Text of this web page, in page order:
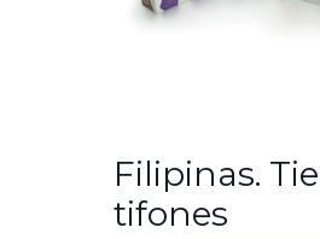
Filipinas.
tifones